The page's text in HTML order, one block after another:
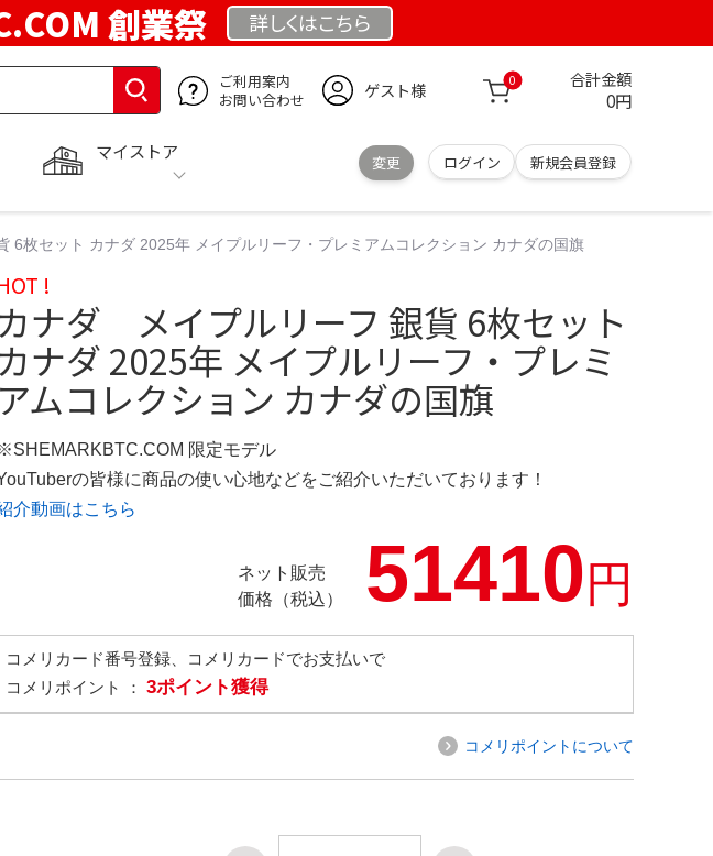
創業祭 詳しくはこちら
ご利用案内
お問い合わせ
ゲスト様 0 合計金額
0円
マイストア
変更 ログイン 新規会員登録
6枚セット カナダ 2025年 メイプルリーフ・プレミアムコレクション カナダの国旗
!
カナダ メイプルリーフ 銀貨 6枚セット
カナダ 2025年 メイプルリーフ・プレミ
アムコレクション カナダの国旗
限定モデル
の皆様に商品の使い心地などをご紹介いただいております！
介動画はこちら
ネット販売
価格（税込）
51410円
コメリカード番号登録、コメリカードでお支払いで
コメリポイント ： 3ポイント獲得
コメリポイントについて